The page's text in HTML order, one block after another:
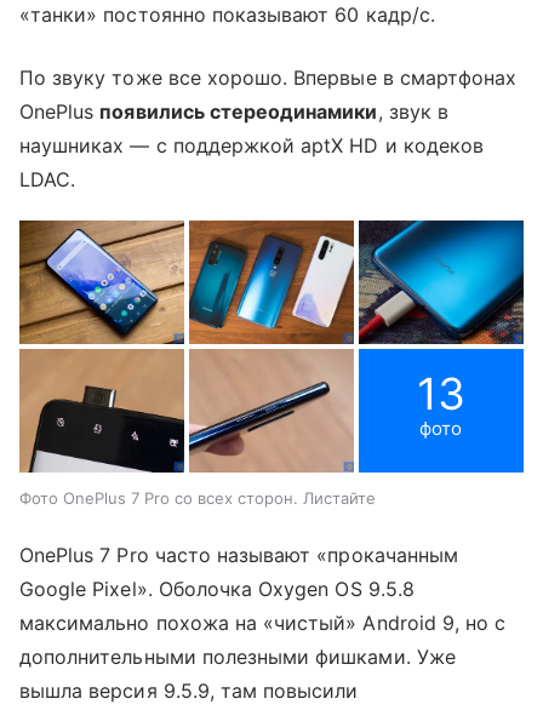
«танки» постоянно показывают 60 кадр/с.
По звуку тоже все хорошо. Впервые в смартфонах
OnePlus появились стереодинамики, звук в
наушниках — с поддержкой aptX HD и кодеков
LDAC.
13
фото
Фото OnePlus 7 Pro со всех сторон. Листайте
OnePlus 7 Pro часто называют «прокачанным
Google Pixel». Оболочка Oxygen OS 9.5.8
максимально похожа на «чистый» Android 9, но с
дополнительными полезными фишками. Уже
вышла версия 9.5.9, там повысили